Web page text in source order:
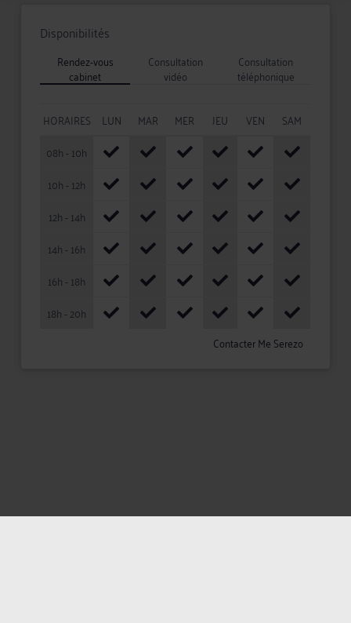
Disponibilités
Rendez-vous
cabinet
Consultation
vidéo
Consultation
téléphonique
HORAIRES LUN MAR MER JEU VEN
SAM
08h - 10h
10h - 12h
12h - 14h
14h - 16h
16h - 18h
18h - 20h
Contacter Me Serezo